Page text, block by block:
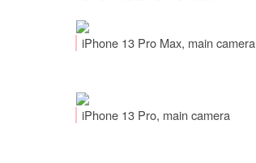
iPhone 13 Pro Max, main camera
iPhone 13 Pro, main camera